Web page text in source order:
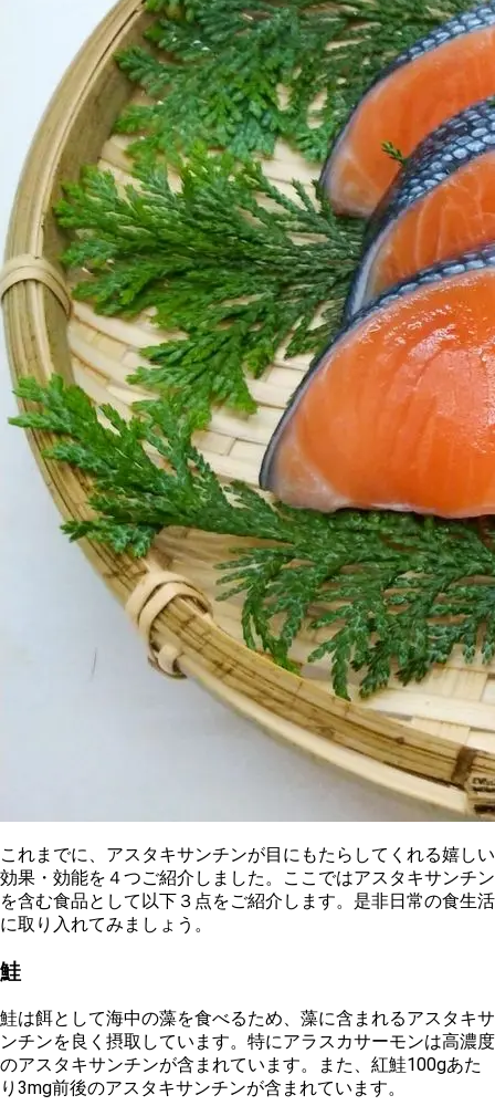
これまでに、アスタキサンチンが目にもたらしてくれる嬉しい
効果・効能を４つご紹介しました。ここではアスタキサンチン
を含む食品として以下３点をご紹介します。是非日常の食生活
に取り入れてみましょう。
鮭
鮭は餌として海中の藻を食べるため、藻に含まれるアスタキサ
ンチンを良く摂取しています。特にアラスカサーモンは高濃度
のアスタキサンチンが含まれています。また、 紅鮭100gあた
り3mg前後のアスタキサンチンが含まれています。